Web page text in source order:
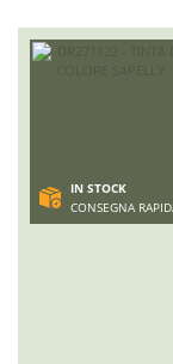
IN STOCK
CONSEGNA